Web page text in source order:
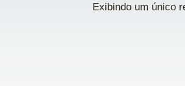
Exibindo um único